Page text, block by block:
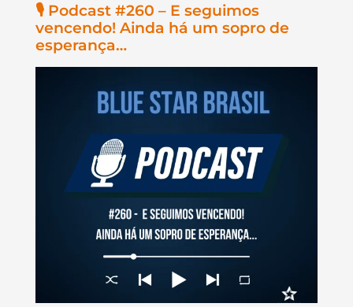
🎙️ Podcast #260 – E seguimos
vencendo! Ainda há um sopro de
esperança…